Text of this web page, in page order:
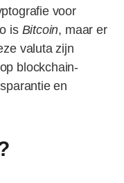
voor
is Bitcoin, maar er
valuta zijn
blockchain-
en